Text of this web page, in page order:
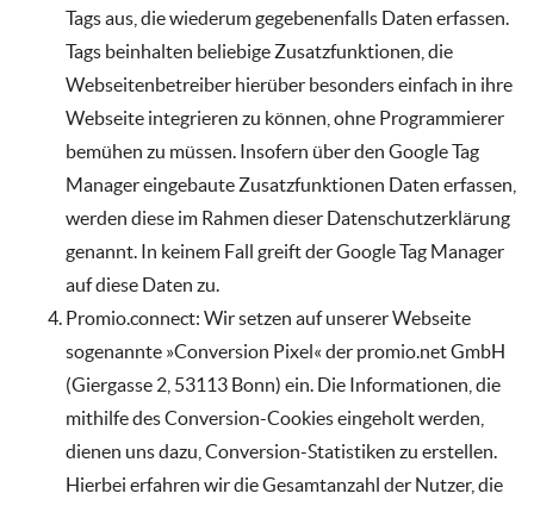
Tags aus, die wiederum gegebenenfalls Daten erfassen.
Tags beinhalten beliebige Zusatzfunktionen, die
Webseitenbetreiber hierüber besonders einfach in ihre
Webseite integrieren zu können, ohne Programmierer
bemühen zu müssen. Insofern über den Google Tag
Manager eingebaute Zusatzfunktionen Daten erfassen,
werden diese im Rahmen dieser Datenschutzerklärung
genannt. In keinem Fall greift der Google Tag Manager
auf diese Daten zu.
Promio.connect: Wir setzen auf unserer Webseite
sogenannte »Conversion Pixel« der promio.net GmbH
(Giergasse 2, 53113 Bonn) ein. Die Informationen, die
mithilfe des Conversion-Cookies eingeholt werden,
dienen uns dazu, Conversion-Statistiken zu erstellen.
Hierbei erfahren wir die Gesamtanzahl der Nutzer, die